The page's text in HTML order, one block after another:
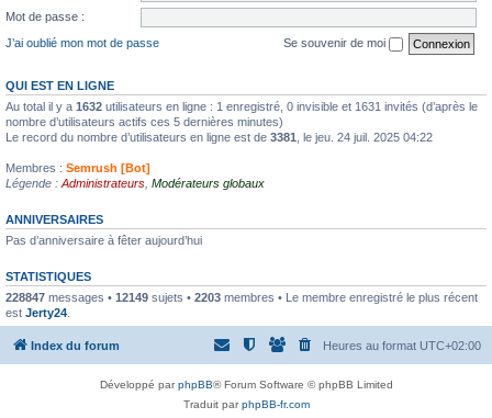
Mot de passe :
J’ai oublié mon mot de passe
Se souvenir de moi
QUI EST EN LIGNE
Au total il y a 1632 utilisateurs en ligne : 1 enregistré, 0 invisible et 1631 invités (d’après le
nombre d’utilisateurs actifs ces 5 dernières minutes)
Le record du nombre d’utilisateurs en ligne est de 3381 , le jeu. 24 juil. 2025 04:22
Membres : Semrush [Bot]
Légende : Administrateurs Modérateurs globaux
ANNIVERSAIRES
Pas d’anniversaire à fêter aujourd’hui
STATISTIQUES
228847 messages • 12149 sujets • 2203 membres • Le membre enregistré le plus récent
est Jerty24
Index du forum Heures au format UTC+02:00
Développé parphpBB® Forum Software © phpBB Limited
Traduit parphpBB-fr.com